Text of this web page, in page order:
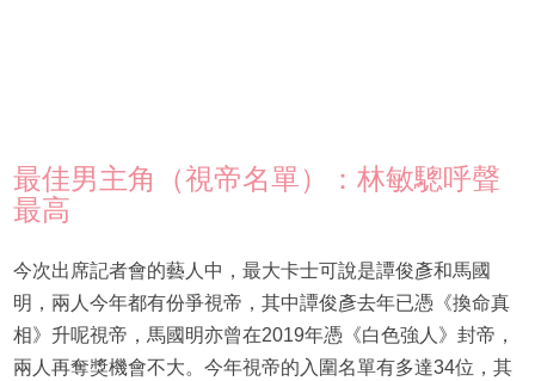
最佳男主角（視帝名單）：林敏驄呼聲
最高
今次出席記者會的藝人中，最大卡士可說是譚俊彥和馬國
明，兩人今年都有份爭視帝，其中譚俊彥去年已憑《換命真
相》升呢視帝，馬國明亦曾在2019年憑《白色強人》封帝，
兩人再奪獎機會不大。今年視帝的入圍名單有多達34位，其